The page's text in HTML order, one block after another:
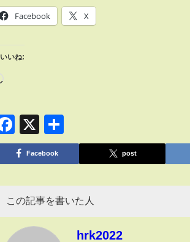
Facebook X
いいね:
Facebook
X
有
Facebook post
この記事を書いた人
hrk2022